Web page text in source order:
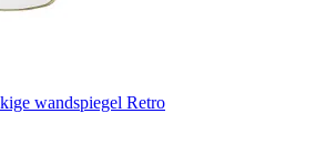
wandspiegel Retro